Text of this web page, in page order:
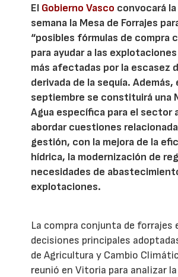
El Gobierno Vasco convocará
semana la Mesa de Forrajes
“posibles fórmulas de compra
para ayudar a las
más afectadas por la escasez
derivada de la sequía. Además,
septiembre se constituirá una
Agua específica para el sector
abordar cuestiones
gestión, con la mejora de la
hídrica, la modernización de
necesidades de
explotaciones.
La compra conjunta de forrajes
decisiones principales
de Agricultura y Cambio
reunió en Vitoria para analizar